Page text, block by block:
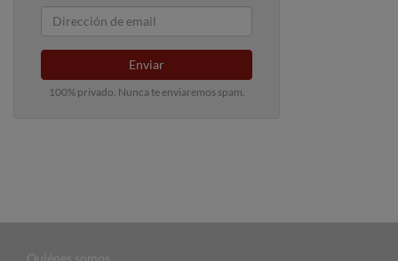
Enviar
100% privado. Nunca te enviaremos spam.
Quiénes somos